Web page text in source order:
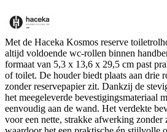
Met de Haceka Kosmos reserve
altijd voldoende wc-rollen binnen
formaat van 5,3 x 13,6 x 29,5 cm past
of toilet. De houder biedt plaats aan drie
zonder reservepapier zit. Dankzij de
het meegeleverde bevestigingsmateriaal
eenvoudig aan de wand. Het verdekte
voor een nette, strakke afwerking zonder